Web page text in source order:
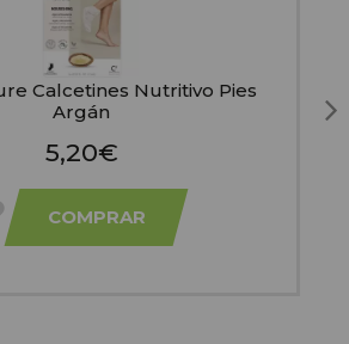
Calcetines Nutritivo Pies
Argán
5,20€
COMPRAR